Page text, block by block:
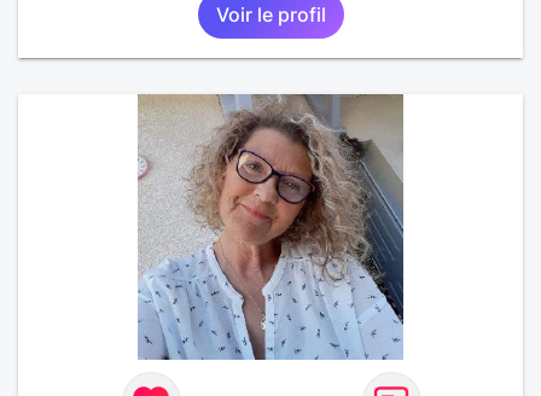
Voir le profil